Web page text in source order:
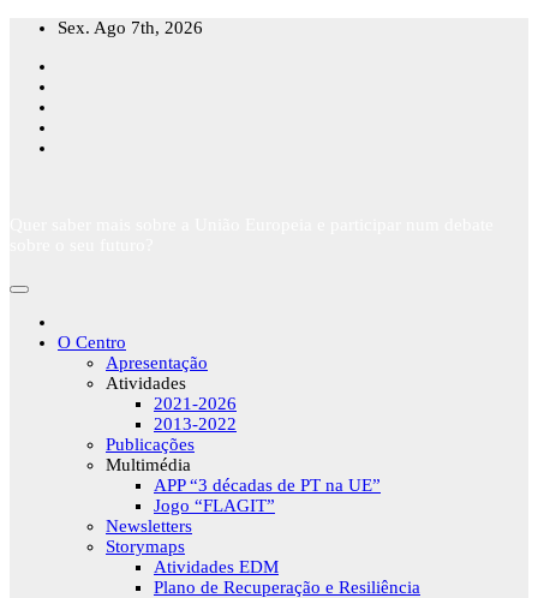
Skip
content
Sex. Ago 7th, 2026
O Centro
Apresentação
Atividades
2021-2026
2013-2022
Publicações
Multimédia
APP “3 décadas de PT na UE”
Jogo “FLAGIT”
Newsletters
Storymaps
Atividades EDM
Plano de Recuperação e Resiliência